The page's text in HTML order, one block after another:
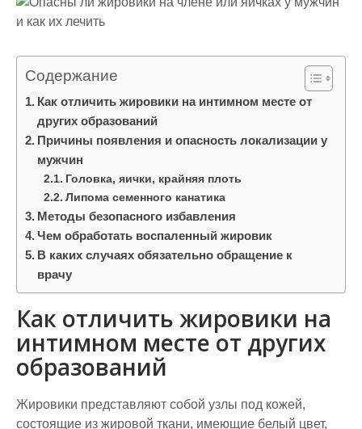
Содержание
Как отличить жировики на интимном месте от
других образований
Причины появления и опасность локализации у
мужчин
Головка, яички, крайняя плоть
Липома семенного канатика
Методы безопасного избавления
Чем обработать воспаленный жировик
В каких случаях обязательно обращение к
врачу
Как отличить жировики на
интимном месте от других
образований
Жировики представляют собой узлы под кожей,
состоящие из жировой ткани, имеющие белый цвет,